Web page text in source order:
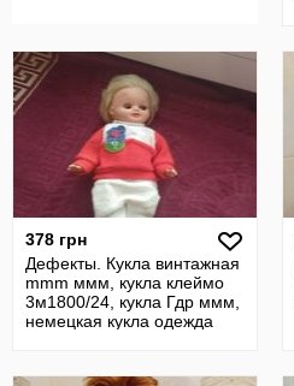
378 грн
Дефекты. Кукла винтажная
mmm ммм, кукла клеймо
3м1800/24, кукла Гдр ммм,
немецкая кукла одежда